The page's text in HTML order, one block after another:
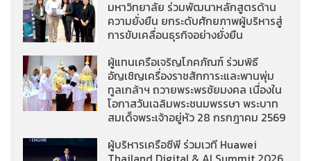
มหาวิทยาลัย ร่วมพัฒนาหลักสูตรด้าน
ความยั่งยืน ยกระดับศักยภาพผู้บริหารสู่
การขับเคลื่อนธุรกิจอย่างยั่งยืน
ผู้แทนเครือเจริญโภคภัณฑ์ ร่วมพิธี
อัญเชิญเครื่องราชสักการะและพานพุ่ม
ทูลเกล้าฯ ถวายพระพรชัยมงคล เนื่องใน
โอกาสวันเฉลิมพระชนมพรรษา พระบาท
สมเด็จพระเจ้าอยู่หัว 28 กรกฎาคม 2569
ผู้บริหารเครือซีพี ร่วมเวที Huawei